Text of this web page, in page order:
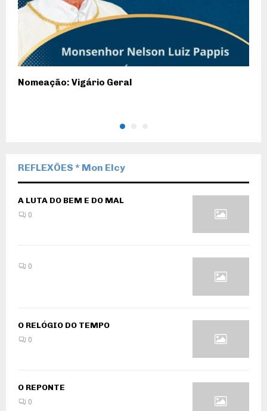
Nomeação: Vigário Geral
REFLEXÔES * Mon Elcy
A LUTA DO BEM E DO MAL
0
0
O RELÓGIO DO TEMPO
0
O REPONTE
0